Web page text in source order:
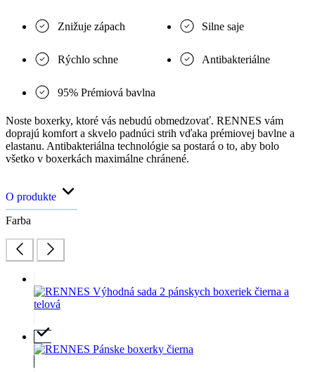
Znižuje zápach Silne saje
Rýchlo schne Antibakteriálne
95% Prémiová bavlna
Noste boxerky, ktoré vás nebudú obmedzovať. RENNES vám
doprajú komfort a skvelo padnúci strih vďaka prémiovej bavlne a
elastanu. Antibakteriálna technológie sa postará o to, aby bolo
všetko v boxerkách maximálne chránené.
O produkte
Farba